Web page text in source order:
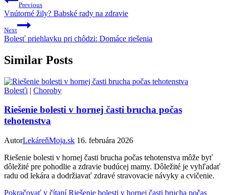
Previous
Vnútorné žily? Babské rady na zdravie
Next
Bolesť priehlavku pri chôdzi: Domáce riešenia
Similar Posts
Bolesťi | Choroby
Riešenie bolesti v hornej časti brucha počas
tehotenstva
AutorLekáreňMoja.sk 16. februára 2026
Riešenie bolesti v hornej časti brucha počas tehotenstva môže byť
dôležité pre pohodlie a zdravie budúcej mamy. Dôležité je vyhľadať
radu od lekára a dodržiavať zdravé stravovacie návyky a cvičenie.
Pokračovať v čítaníRiešenie bolesti v hornej časti brucha počas